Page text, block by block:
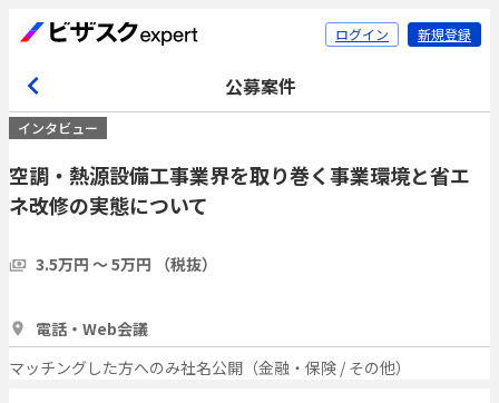
ログイン 新規登録
公募案件
インタビュー
空調・熱源設備工事業界を取り巻く事業環境と省エ
ネ改修の実態について
3.5万円 〜 5万円 （税抜）
電話・Web会議
マッチングした方へのみ社名公開（金融・保険 / その他）